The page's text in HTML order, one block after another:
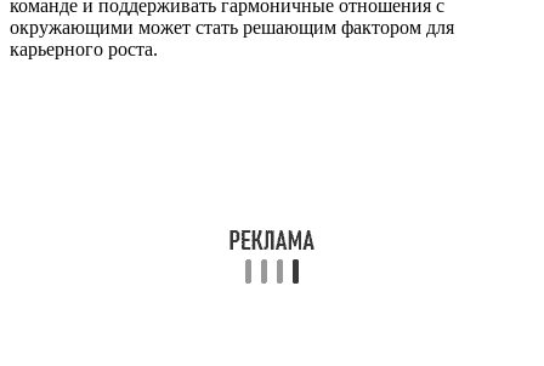
команде и поддерживать гармоничные отношения с
окружающими может стать решающим фактором для
карьерного роста.